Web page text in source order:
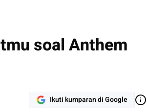
soal Anthem
Ikuti kumparan di Google